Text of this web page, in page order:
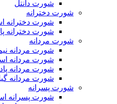
شورت دانتل
شورت دخترانه
شورت دخترانه
شورت دخترانه
شورت مردانه
شورت مردانه
شورت مردانه
شورت مردانه
شورت مردانه
شورت پسرانه
شورت پسرانه